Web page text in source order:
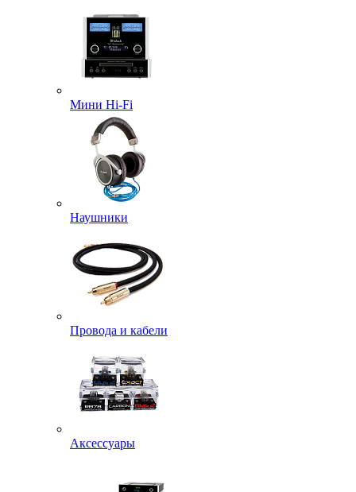
Мини Hi-Fi
Наушники
Провода и кабели
Аксессуары